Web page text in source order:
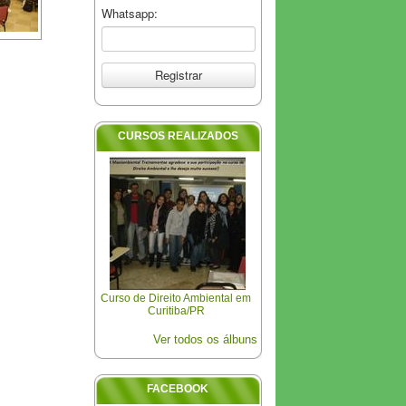
Whatsapp:
CURSOS REALIZADOS
Curso de Direito Ambiental em
Curitiba/PR
Ver todos os álbuns
FACEBOOK